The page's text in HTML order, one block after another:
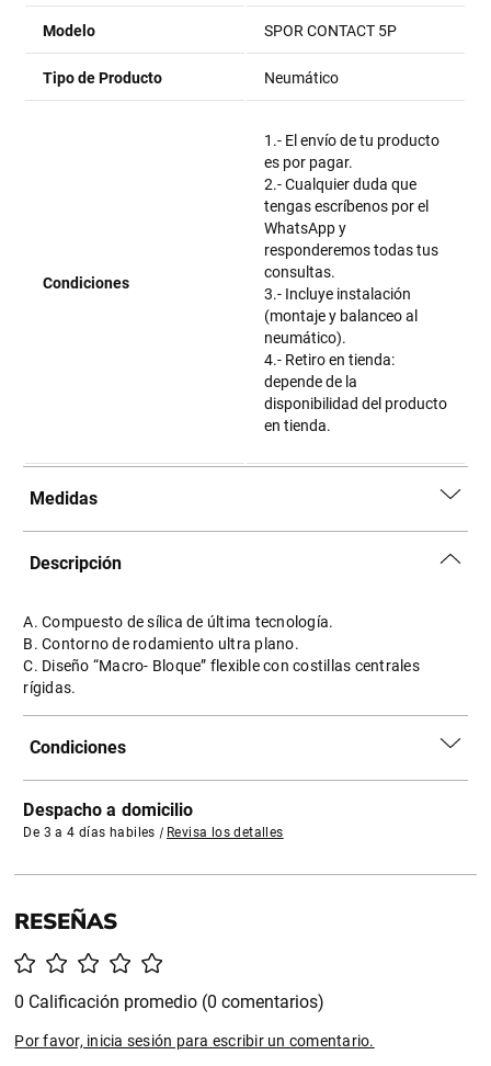
Modelo SPOR CONTACT 5P
Tipo de Producto Neumático
Condiciones
1.- El envío de tu producto
es por pagar.
2.- Cualquier duda que
tengas escríbenos por el
WhatsApp y
responderemos todas tus
consultas.
3.- Incluye instalación
(montaje y balanceo al
neumático).
4.- Retiro en tienda:
depende de la
disponibilidad del producto
en tienda.
Medidas
Descripción
A. Compuesto de sílica de última tecnología.
B. Contorno de rodamiento ultra plano.
C. Diseño “Macro- Bloque” flexible con costillas centrales
rígidas.
Condiciones
Despacho a domicilio
De 3 a 4 días habiles | Revisa los detalles
0 Calificación promedio (0 comentarios)
Por favor, inicia sesión para escribir un comentario.